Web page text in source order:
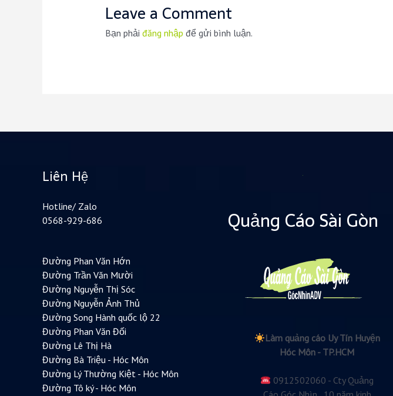
Leave a Comment
Bạn phải đăng nhập để gửi bình luận.
Liên Hệ
Hotline/ Zalo
0568-929-686
Đường Phan Văn Hớn
Đường Trần Văn Mười
Đường Nguyễn Thị Sóc
Đường Nguyễn Ảnh Thủ
Đường Song Hành quốc lộ 22
Đường Phan Văn Đối
Đường Lê Thị Hà
Đường Bà Triệu - Hóc Môn
Đường Lý Thường Kiệt - Hóc Môn
Đường Tô ký - Hóc Môn
Quảng Cáo Sài Gòn
Làm quảng cáo Uy Tín Huyện
Hóc Môn - TP.HCM
0912502060 - Cty Quảng